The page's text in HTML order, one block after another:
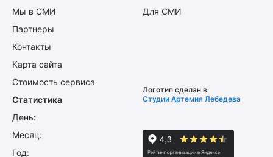
Мы в СМИ
Партнеры
Контакты
Карта сайта
Стоимость сервиса
Для СМИ
Статистика
День:
Месяц:
Год:
Логотип сделан в
Студии Артемия Лебедева